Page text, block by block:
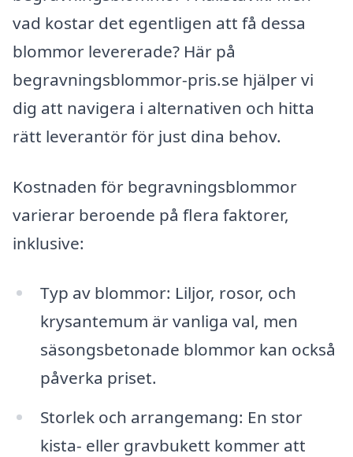
vad kostar det egentligen att få dessa
blommor levererade? Här på
begravningsblommor-pris.se hjälper vi
dig att navigera i alternativen och hitta
rätt leverantör för just dina behov.
Kostnaden för begravningsblommor
varierar beroende på flera faktorer,
inklusive:
Typ av blommor: Liljor, rosor, och
krysantemum är vanliga val, men
säsongsbetonade blommor kan också
påverka priset.
Storlek och arrangemang: En stor
kista- eller gravbukett kommer att